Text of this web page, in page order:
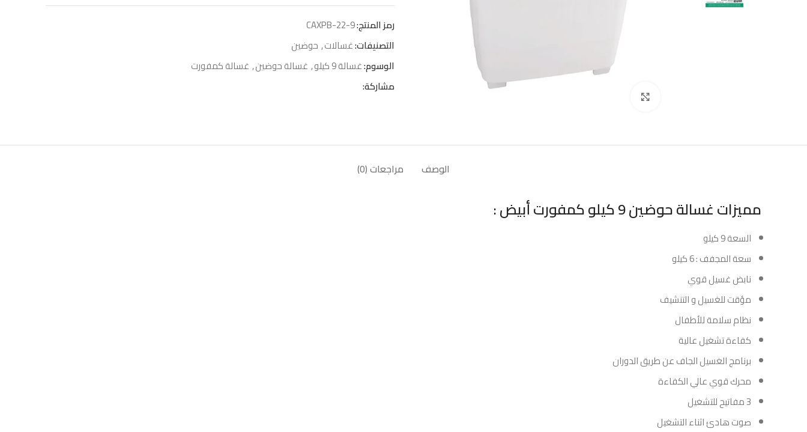
رمز المنتج:CAXPB-22-9
التصنيفات:غسالات, حوضين
الوسوم:غسالة 9 كيلو , غسالة حوضين, غسالة كمفورت
مشاركة:
الوصف مراجعات (0)
مميزات غسالة حوضين 9 كيلو كمفورت أبيض :
السعة 9 كيلو
سعة المجفف : 6 كيلو
نابض غسيل قوي
مؤقت للغسيل و التنشيف
نظام سلامة للأطفال
كفاءة تشغيل عالية
برنامج الغسيل الجاف عن طريق الدوران
محرك قوي عالي الكفاءة
3 مفاتيح للتشغيل
صوت هادئ اثناء التشغيل